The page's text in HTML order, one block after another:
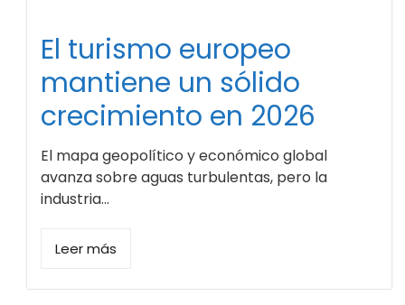
El turismo europeo
mantiene un sólido
crecimiento en 2026
El mapa geopolítico y económico global
avanza sobre aguas turbulentas, pero la
industria...
Leer más